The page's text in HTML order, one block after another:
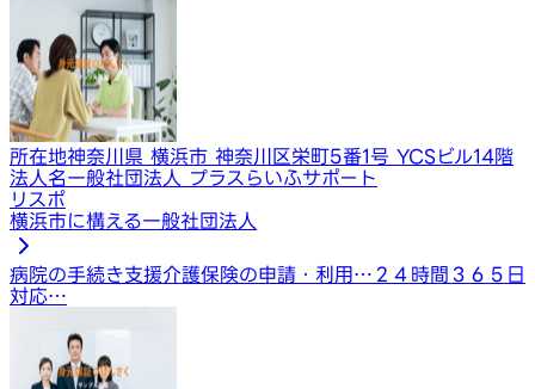
所在地神奈川県 横浜市 神奈川区栄町5番1号 YCSビル14階
法人名一般社団法人 プラスらいふサポート
リスポ
横浜市に構える一般社団法人
病院の手続き支援介護保険の申請・利用… ２４時間３６５日
対応…